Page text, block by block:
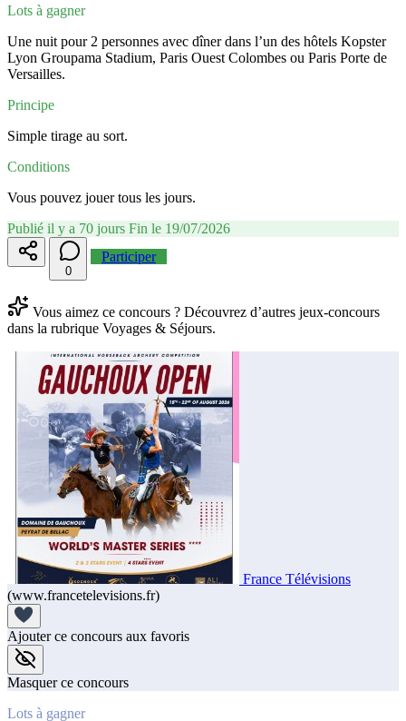
Lots à gagner
Une nuit pour 2 personnes avec dîner dans l’un des hôtels Kopster
Lyon Groupama Stadium, Paris Ouest Colombes ou Paris Porte de
Versailles.
Principe
Simple tirage au sort.
Conditions
Vous pouvez jouer tous les jours.
Publié il y a 70 jours Fin le 19/07/2026
0
Participer
Vous aimez ce concours ? Découvrez d’autres jeux-concours
dans la rubrique Voyages & Séjours.
France Télévisions
(www.francetelevisions.fr)
Ajouter ce concours aux favoris
Masquer ce concours
Lots à gagner